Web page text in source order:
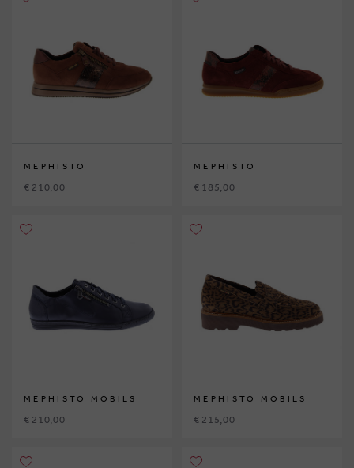
MEPHISTO
€ 210,00
MEPHISTO
€ 185,00
MEPHISTO MOBILS
€ 210,00
MEPHISTO MOBILS
€ 215,00